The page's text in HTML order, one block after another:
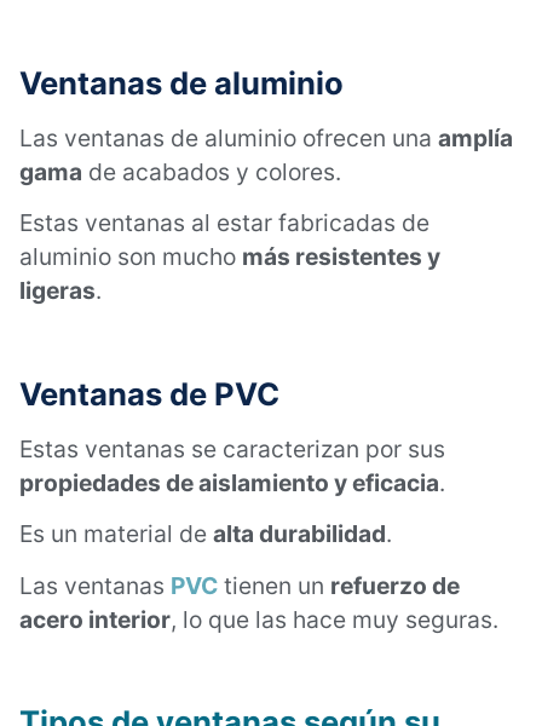
Ventanas de aluminio
Las ventanas de aluminio ofrecen una amplía
gama de acabados y colores.
Estas ventanas al estar fabricadas de
aluminio son mucho más resistentes y
ligeras.
Ventanas de PVC
Estas ventanas se caracterizan por sus
propiedades de aislamiento y eficacia.
Es un material de alta durabilidad.
Las ventanas PVC tienen un refuerzo de
acero interior, lo que las hace muy seguras.